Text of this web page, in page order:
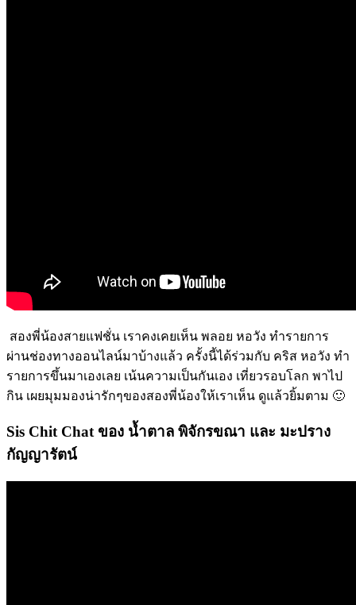
สองพี่น้องสายแฟชั่น เราคงเคยเห็น พลอย หอวัง ทำรายการ
ผ่านช่องทางออนไลน์มาบ้างแล้ว ครั้งนี้ได้ร่วมกับ คริส หอวัง ทำ
รายการขึ้นมาเองเลย เน้นความเป็นกันเอง เที่ยวรอบโลก พาไป
กิน เผยมุมมองน่ารักๆของสองพี่น้องให้เราเห็น ดูแล้วยิ้มตาม 🙂
Sis Chit Chat ของ น้ำตาล พิจักรขณา และ มะปราง
กัญญารัตน์